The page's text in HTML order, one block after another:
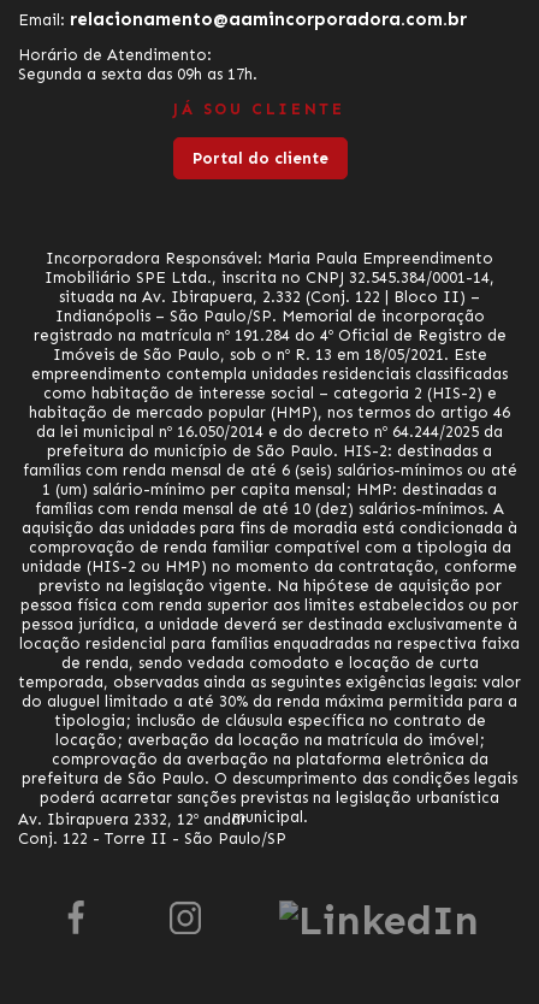
Email: relacionamento@aamincorporadora.com.br
Horário de Atendimento:
Segunda a sexta das 09h as 17h.
JÁ SOU CLIENTE
Portal do cliente
Incorporadora Responsável: Maria Paula Empreendimento
Imobiliário SPE Ltda., inscrita no CNPJ 32.545.384/0001-14,
situada na Av. Ibirapuera, 2.332 (Conj. 122 | Bloco II) –
Indianópolis – São Paulo/SP. Memorial de incorporação
registrado na matrícula nº 191.284 do 4º Oficial de Registro de
Imóveis de São Paulo, sob o nº R. 13 em 18/05/2021. Este
empreendimento contempla unidades residenciais classificadas
como habitação de interesse social – categoria 2 (HIS-2) e
habitação de mercado popular (HMP), nos termos do artigo 46
da lei municipal nº 16.050/2014 e do decreto nº 64.244/2025 da
prefeitura do município de São Paulo. HIS-2: destinadas a
famílias com renda mensal de até 6 (seis) salários-mínimos ou até
1 (um) salário-mínimo per capita mensal; HMP: destinadas a
famílias com renda mensal de até 10 (dez) salários-mínimos. A
aquisição das unidades para fins de moradia está condicionada à
comprovação de renda familiar compatível com a tipologia da
unidade (HIS-2 ou HMP) no momento da contratação, conforme
previsto na legislação vigente. Na hipótese de aquisição por
pessoa física com renda superior aos limites estabelecidos ou por
pessoa jurídica, a unidade deverá ser destinada exclusivamente à
locação residencial para famílias enquadradas na respectiva faixa
de renda, sendo vedada comodato e locação de curta
temporada, observadas ainda as seguintes exigências legais: valor
do aluguel limitado a até 30% da renda máxima permitida para a
tipologia; inclusão de cláusula específica no contrato de
locação; averbação da locação na matrícula do imóvel;
comprovação da averbação na plataforma eletrônica da
prefeitura de São Paulo. O descumprimento das condições legais
poderá acarretar sanções previstas na legislação urbanística
municipal.
Av. Ibirapuera 2332, 12º andar
Conj. 122 - Torre II - São Paulo/SP